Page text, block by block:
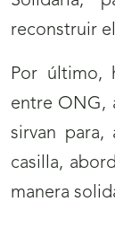
reconstruir
Por último,
entre ONG,
sirvan para,
casilla,
manera